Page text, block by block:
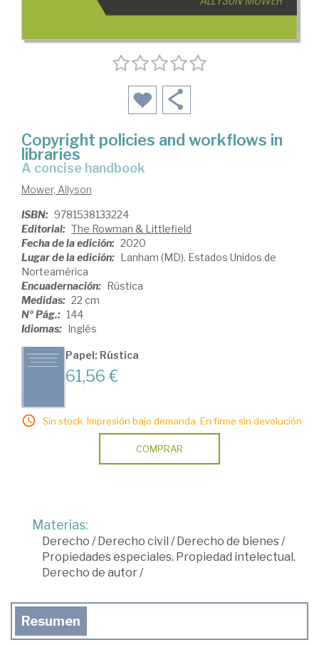
Copyright policies and workflows in
libraries
a concise handbook
Mower, Allyson
ISBN: 9781538133224
Editorial: The Rowman & Littlefield
Fecha de la edición: 2020
Lugar de la edición:
Lanham (MD). Estados Unidos de
Norteamérica
Encuadernación:
Rústica
Medidas: 22 cm
Nº Pág.: 144
Idiomas:
Inglés
Papel: Rústica
61,56 €
Sin stock. Impresión bajo demanda. En firme sin devolución
COMPRAR
Materias:
Derecho / Derecho civil / Derecho de bienes/
Propiedades especiales. Propiedad intelectual.
Derecho de autor/
Resumen